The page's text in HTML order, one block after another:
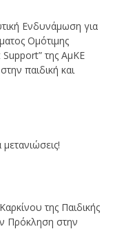
Ενδυνάμωση για
Ομότιμης
της ΑμΚΕ
παιδική και
της Παιδικής
Πρόκληση στην